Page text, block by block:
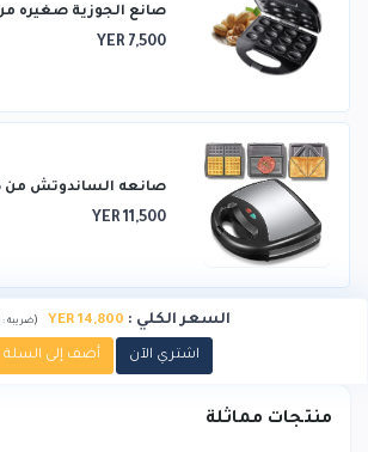
صانع الجوزية صغيره من
YER 7,500
صانعه الساندوتش من
YER 11,500
السعر الكلي :
YER 14,800
(ضريبة :
اشتري الآن أضف إلى السلة
منتجات مماثلة